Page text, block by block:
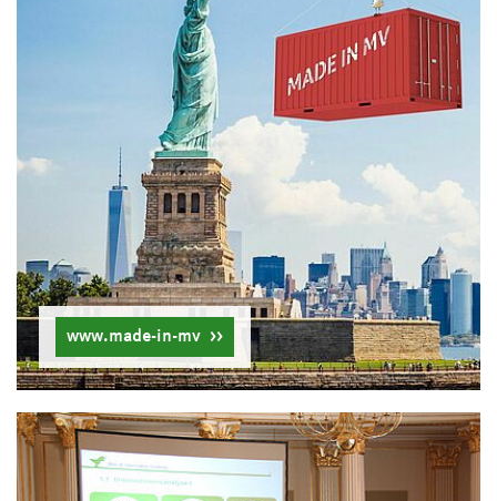
www.made-in-mv